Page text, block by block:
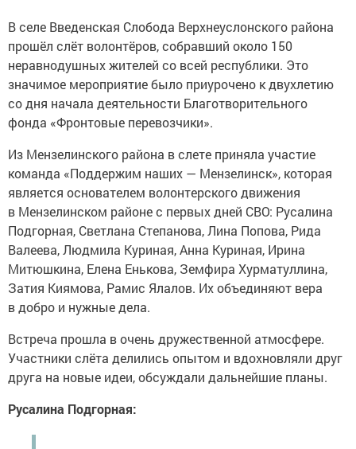
В селе Введенская Слобода Верхнеуслонского района
прошёл слёт волонтёров, собравший около 150
неравнодушных жителей со всей республики. Это
значимое мероприятие было приурочено к двухлетию
со дня начала деятельности Благотворительного
фонда «Фронтовые перевозчики».
Из Мензелинского района в слете приняла участие
команда «Поддержим наших — Мензелинск», которая
является основателем волонтерского движения
в Мензелинском районе с первых дней СВО: Русалина
Подгорная, Светлана Степанова, Лина Попова, Рида
Валеева, Людмила Куриная, Анна Куриная, Ирина
Митюшкина, Елена Енькова, Земфира Хурматуллина,
Затия Киямова, Рамис Ялалов. Их объединяют вера
в добро и нужные дела.
Встреча прошла в очень дружественной атмосфере.
Участники слёта делились опытом и вдохновляли друг
друга на новые идеи, обсуждали дальнейшие планы.
Русалина Подгорная: